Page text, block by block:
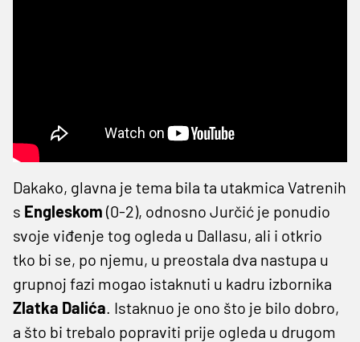
Dakako, glavna je tema bila ta utakmica Vatrenih
s Engleskom (0-2), odnosno Jurčić je ponudio
svoje viđenje tog ogleda u Dallasu, ali i otkrio
tko bi se, po njemu, u preostala dva nastupa u
grupnoj fazi mogao istaknuti u kadru izbornika
Zlatka Dalića. Istaknuo je ono što je bilo dobro,
a što bi trebalo popraviti prije ogleda u drugom